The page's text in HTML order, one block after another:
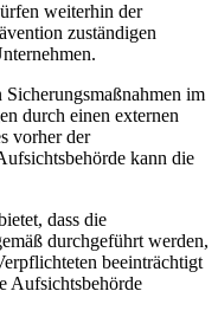
weiterhin der
zuständigen
im
durch einen externen
vorher der
kann die
dass die
durchgeführt werden,
beeinträchtigt
Aufsichtsbehörde